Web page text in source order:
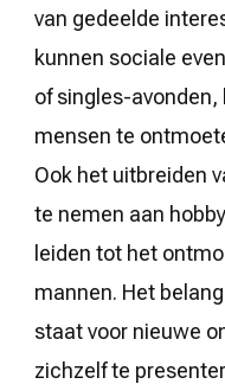
van gedeelde
kunnen sociale
of singles-
mensen te
Ook het uitbreiden
te nemen aan
leiden tot het
mannen. Het
staat voor nieuwe
zichzelf te